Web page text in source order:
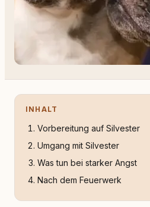
INHALT
Vorbereitung auf Silvester
Umgang mit Silvester
Was tun bei starker Angst
Nach dem Feuerwerk